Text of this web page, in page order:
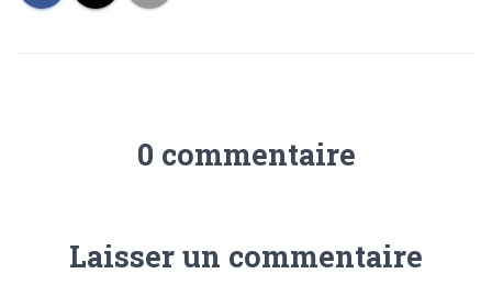
0 commentaire
Laisser un commentaire